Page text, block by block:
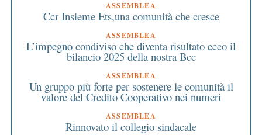
ASSEMBLEA
Ccr Insieme Ets,una comunità che cresce
ASSEMBLEA
L’impegno condiviso che diventa risultato ecco il
bilancio 2025 della nostra Bcc
ASSEMBLEA
Un gruppo più forte per sostenere le comunità il
valore del Credito Cooperativo nei numeri
ASSEMBLEA
Rinnovato il collegio sindacale